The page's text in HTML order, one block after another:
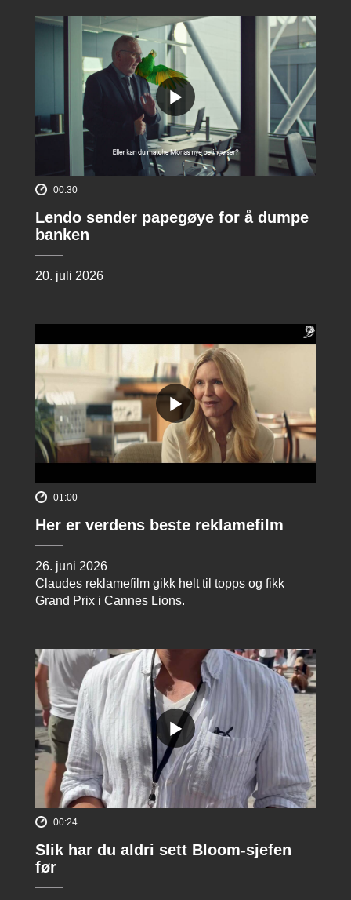
00:30
Lendo sender papegøye for å dumpe
banken
20. juli 2026
01:00
Her er verdens beste reklamefilm
26. juni 2026
Claudes reklamefilm gikk helt til topps og fikk
Grand Prix i Cannes Lions.
00:24
Slik har du aldri sett Bloom-sjefen
før